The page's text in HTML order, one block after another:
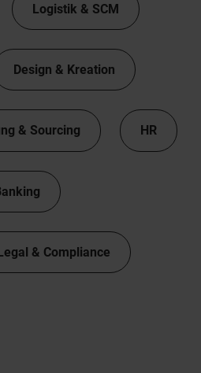
Logistik & SCM
Design & Kreation
& Sourcing HR
Legal & Compliance